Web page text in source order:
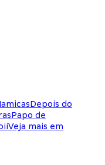
Depois do
Papo de
Veja mais em